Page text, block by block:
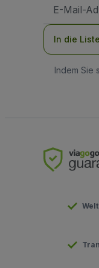
Mail-
In die
Indem Sie